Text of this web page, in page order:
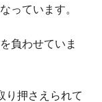
っています。
負わせていま
り押さえられて